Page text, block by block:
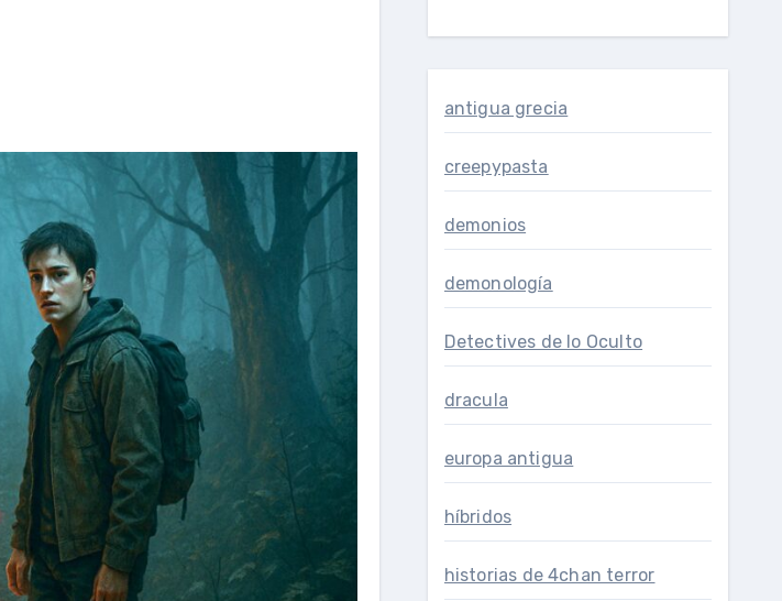
antigua grecia
creepypasta
demonios
demonología
Detectives de lo Oculto
dracula
europa antigua
híbridos
historias de 4chan terror